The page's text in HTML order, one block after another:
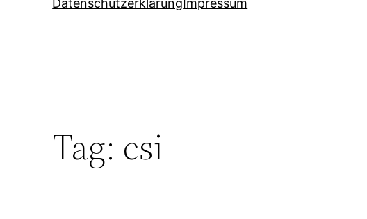
DatenschutzerklärungImpressum
Tag: csi